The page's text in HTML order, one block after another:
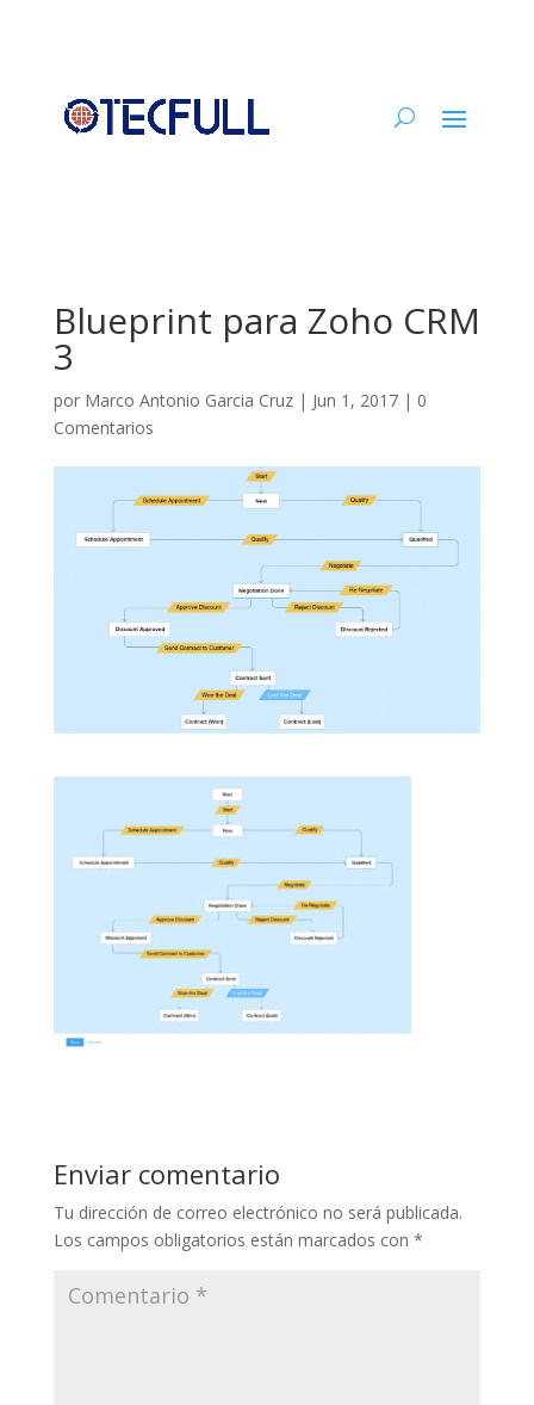
Blueprint para Zoho CRM
3
por Marco Antonio Garcia Cruz| Jun 1, 2017| 0
Comentarios
Enviar comentario
Tu dirección de correo electrónico no será publicada.
Los campos obligatorios están marcados con *